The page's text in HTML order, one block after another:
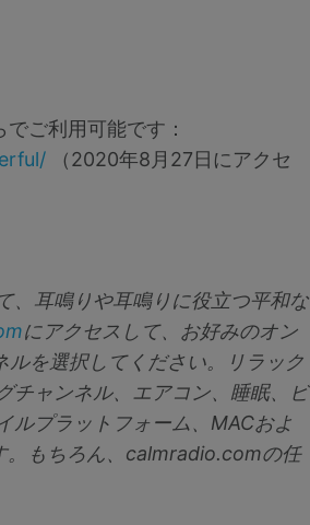
ご利用可能です：
（2020年8月27日にアクセ
、耳鳴りや耳鳴りに役立つ平和な
にアクセスして、お好みのオン
ルを選択してください。リラック
チャンネル、エアコン、睡眠、ビ
ルプラットフォーム、MACおよ
。もちろん、calmradio.comの任